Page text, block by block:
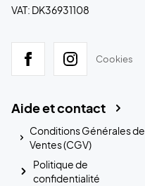
VAT: DK36931108
Cookies
Aide et contact
Conditions Générales de
Ventes (CGV)
Politique de
confidentialité